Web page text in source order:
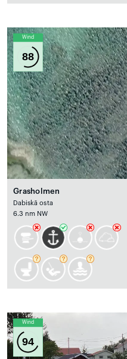
Wind
88
Grasholmen
Dabiskā osta
6.3 nm NW
Wind
94